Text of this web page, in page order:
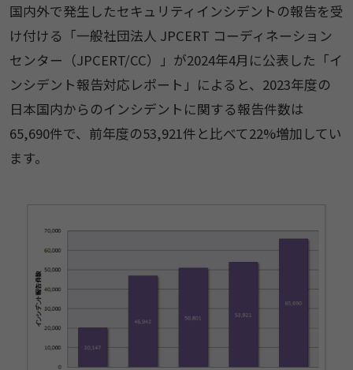
国内外で発生したセキュリティインシデントの報告を受
け付ける「一般社団法人 JPCERT コーディネーション
センター（JPCERT/CC）」が2024年4月に公表した「イ
ンシデント報告対応レポート」によると、2023年度の
日本国内からのインシデントに関する報告件数は
65,690件で、前年度の53,921件と比べて22%増加してい
ます。